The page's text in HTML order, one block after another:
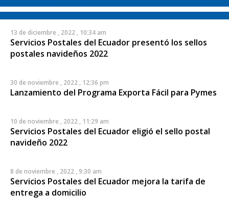
13 de diciembre , 2022 , 10:34 am
Servicios Postales del Ecuador presentó los sellos
postales navideños 2022
30 de noviembre , 2022 , 12:36 pm
Lanzamiento del Programa Exporta Fácil para Pymes
10 de noviembre , 2022 , 11:29 am
Servicios Postales del Ecuador eligió el sello postal
navideño 2022
8 de noviembre , 2022 , 9:30 am
Servicios Postales del Ecuador mejora la tarifa de
entrega a domicilio